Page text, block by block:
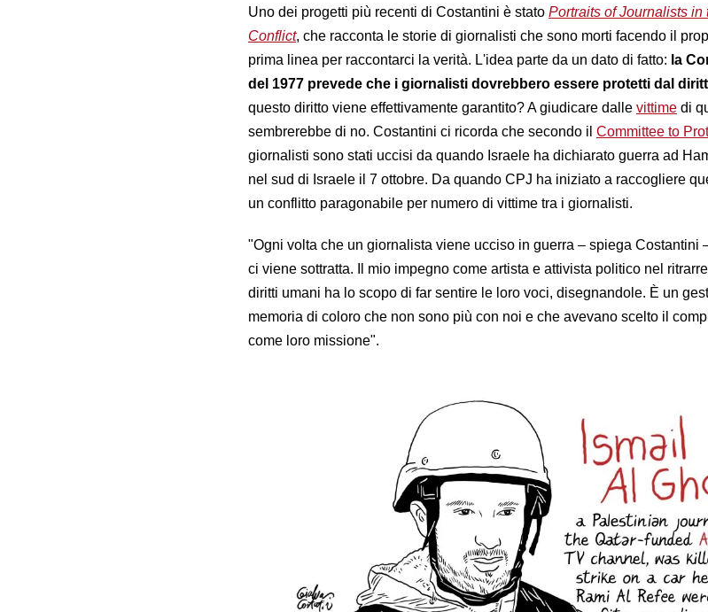
Uno dei progetti più recenti di Costantini è stato Portraits of Journalists in
Conflict, che racconta le storie di giornalisti che sono morti facendo il
prima linea per raccontarci la verità. L'idea parte da un dato di fatto: la
del 1977 prevede che i giornalisti dovrebbero essere protetti dal
questo diritto viene effettivamente garantito? A giudicare dalle vittime di
sembrerebbe di no. Costantini ci ricorda che secondo il Committee to
giornalisti sono stati uccisi da quando Israele ha dichiarato guerra ad
nel sud di Israele il 7 ottobre. Da quando CPJ ha iniziato a raccogliere
un conflitto paragonabile per numero di vittime tra i giornalisti.
"Ogni volta che un giornalista viene ucciso in guerra – spiega Costantini
ci viene sottratta. Il mio impegno come artista e attivista politico nel
diritti umani ha lo scopo di far sentire le loro voci, disegnandole. È un
memoria di coloro che non sono più con noi e che avevano scelto il
come loro missione".